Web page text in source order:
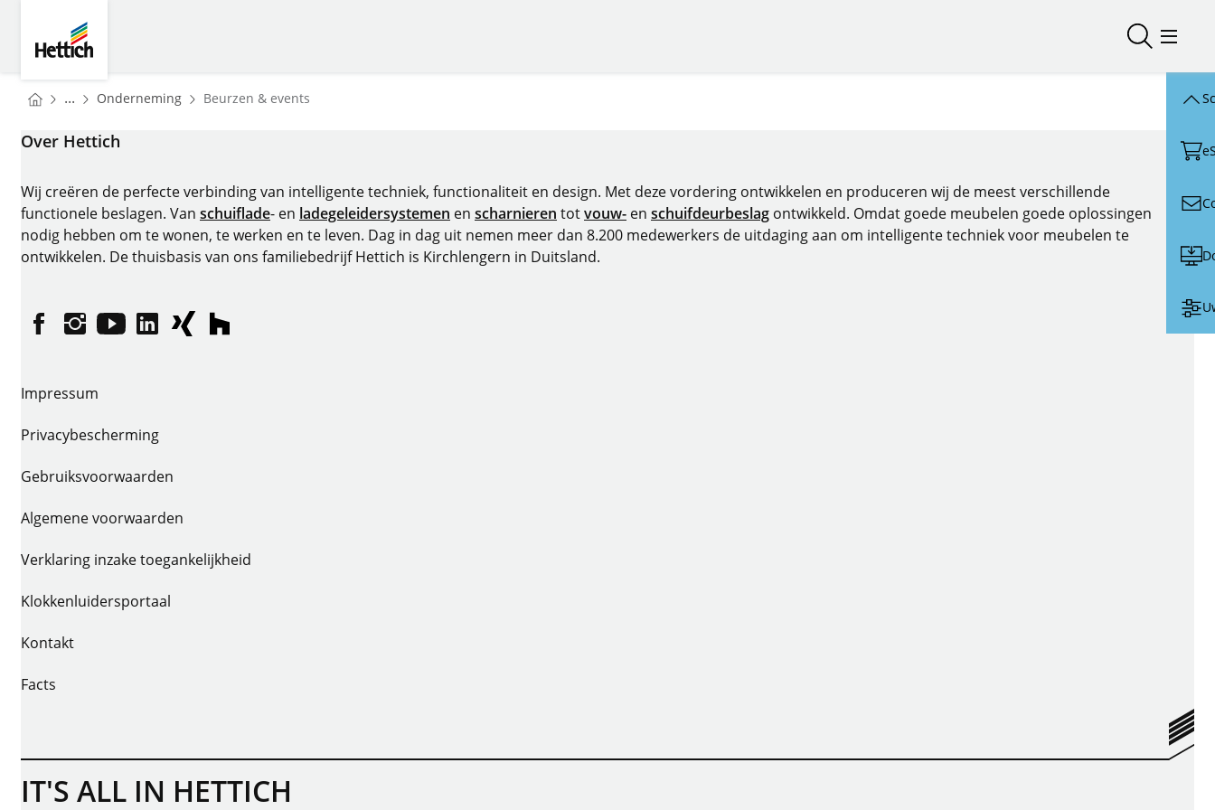
Zoeken
Menu
You are here:
Homepage
... OndernemingHomepage
Beurzen & events
Over Hettich
Wij creëren de perfecte verbinding van intelligente techniek, functionaliteit en design. Met deze vordering ontwikkelen en produceren wij de meest verschillende
functionele beslagen. Van schuiflade- en ladegeleidersystemen en scharnieren totvouw- en schuifdeurbeslag ontwikkeld. Omdat goede meubelen goede oplossingen
nodig hebben om te wonen, te werken en te leven. Dag in dag uit nemen meer dan 8.200 medewerkers de uitdaging aan om intelligente techniek voor meubelen te
ontwikkelen. De thuisbasis van ons familiebedrijf Hettich is Kirchlengern in Duitsland.
FacebookInstagram
YouTubeLinkedInXINGhouzz
Impressum
Privacybescherming
Gebruiksvoorwaarden
Algemene voorwaarden
Verklaring inzake toegankelijkheid
Klokkenluidersportaal
Kontakt
Facts
IT'S ALL IN HETTICH